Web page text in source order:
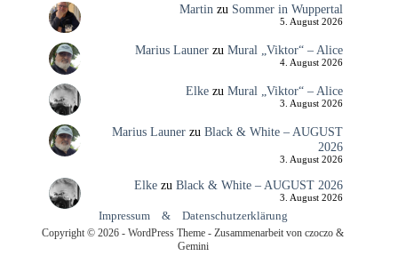
Martin zu Sommer in Wuppertal
5. August 2026
Marius Launerzu Mural „Viktor“ – Alice
4. August 2026
Elkezu Mural „Viktor“ – Alice
3. August 2026
Marius Launerzu Black & White – AUGUST
2026
3. August 2026
Elkezu Black & White – AUGUST 2026
3. August 2026
Impressum & Datenschutzerklärung
Copyright © 2026 - WordPress Theme - Zusammenarbeit von czoczo &
Gemini